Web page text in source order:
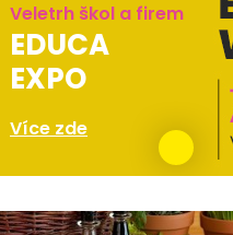
Veletrh škol a firem
EDUCA
EXPO
Více zde